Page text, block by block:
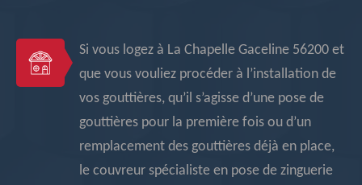
Si vous logez à La Chapelle Gaceline 56200 et
que vous vouliez procéder à l’installation de
vos gouttières, qu’il s’agisse d’une pose de
gouttières pour la première fois ou d’un
remplacement des gouttières déjà en place,
le couvreur spécialiste en pose de zinguerie